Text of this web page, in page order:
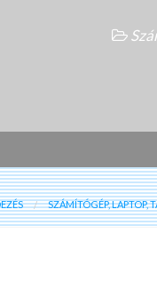
SZÁMÍTÓGÉP, LAPTOP,